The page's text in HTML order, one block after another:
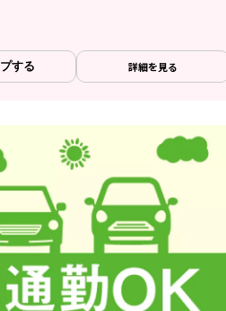
する 詳細を見る